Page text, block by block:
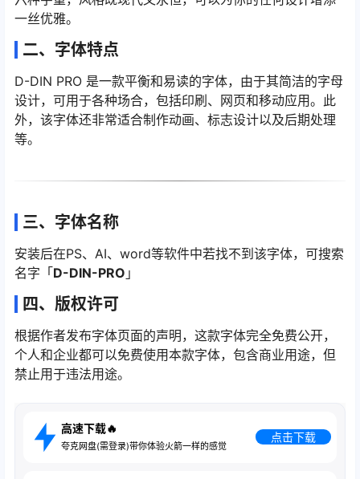
一丝优雅。
二、字体特点
D-DIN PRO 是一款平衡和易读的字体，由于其简洁的字母
设计，可用于各种场合，包括印刷、网页和移动应用。此
外，该字体还非常适合制作动画、标志设计以及后期处理
等。
三、字体名称
安装后在PS、AI、word等软件中若找不到该字体，可搜索
名字「D-DIN-PRO 」
四、版权许可
根据作者发布字体页面的声明，这款字体完全免费公开，
个人和企业都可以免费使用本款字体，包含商业用途，但
禁止用于违法用途。
高速下载🔥
夸克网盘(需登录)带你体验火箭一样的感觉
点击下载